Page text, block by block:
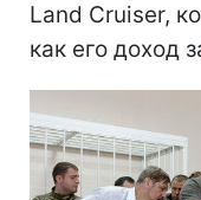
Land Cruiser,
как его доход